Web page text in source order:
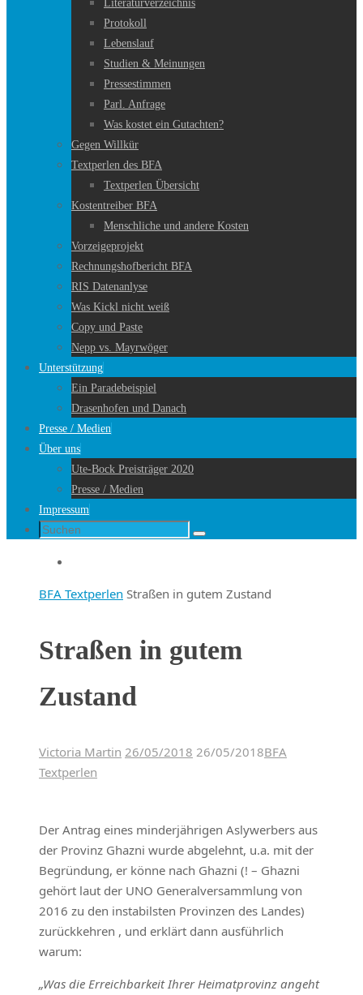
Literaturverzeichnis
Protokoll
Lebenslauf
Studien & Meinungen
Pressestimmen
Parl. Anfrage
Was kostet ein Gutachten?
Gegen Willkür
Textperlen des BFA
Textperlen Übersicht
Kostentreiber BFA
Menschliche und andere Kosten
Vorzeigeprojekt
Rechnungshofbericht BFA
RIS Datenanlyse
Was Kickl nicht weiß
Copy und Paste
Nepp vs. Mayrwöger
Unterstützung
Ein Paradebeispiel
Drasenhofen und Danach
Presse / Medien
Über uns
Ute-Bock Preisträger 2020
Presse / Medien
Impressum
Suche
Suchen
Startseite
BFA Textperlen Straßen in gutem Zustand
Straßen in gutem
Zustand
Victoria Martin 26/05/2018 26/05/2018BFA
Textperlen
Der Antrag eines minderjährigen Aslywerbers aus
der Provinz Ghazni wurde abgelehnt, u.a. mit der
Begründung, er könne nach Ghazni (! – Ghazni
gehört laut der UNO Generalversammlung von
2016 zu den instabilsten Provinzen des Landes)
zurückkehren , und erklärt dann ausführlich
warum:
„Was die Erreichbarkeit Ihrer Heimatprovinz angeht